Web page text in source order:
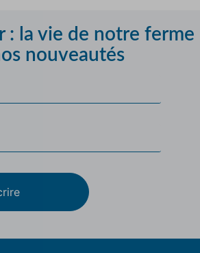
: la vie de notre ferme
nouveautés